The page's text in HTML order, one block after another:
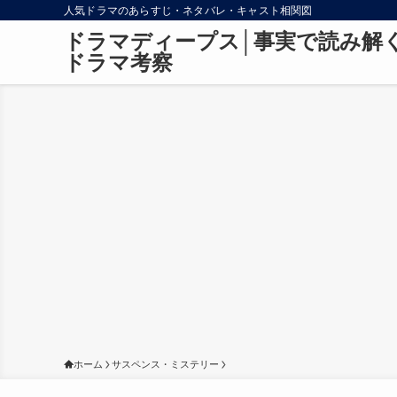
人気ドラマのあらすじ・ネタバレ・キャスト相関図
ドラマディープス│事実で読み解
ドラマ考察
ホーム サスペンス・ミステリー